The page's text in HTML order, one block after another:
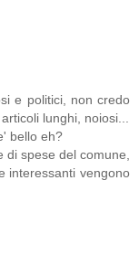
e politici, non credo
lunghi, noiosi...
bello eh?
spese del comune,
interessanti vengono